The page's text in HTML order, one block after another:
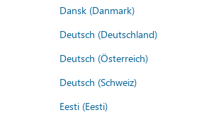
Dansk (Danmark)
Deutsch (Deutschland)
Deutsch (Österreich)
Deutsch (Schweiz)
Eesti (Eesti)